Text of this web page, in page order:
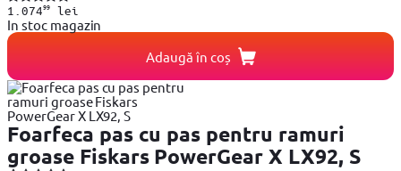
1.07499lei
In stoc magazin
Adaugă în coș
Foarfeca pas cu pas pentru ramuri
groase Fiskars PowerGear X LX92, S